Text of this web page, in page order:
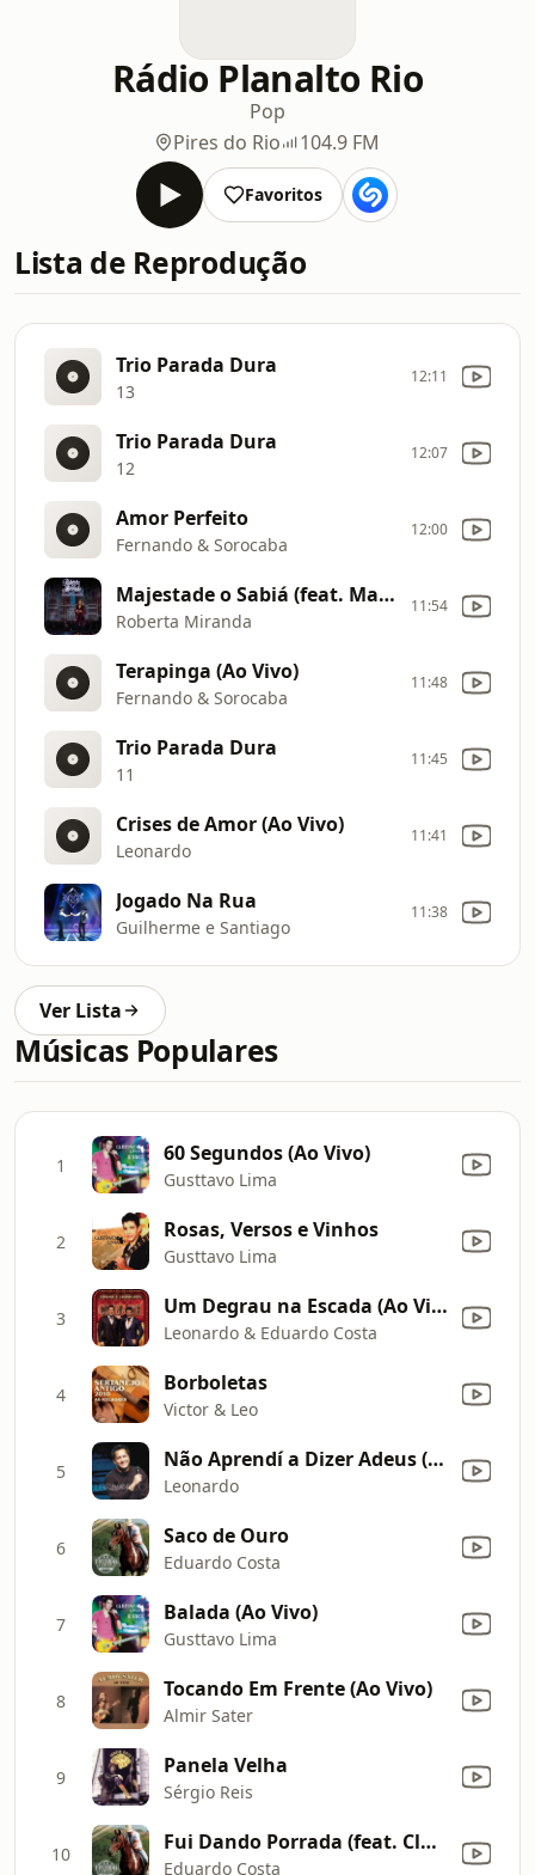
Rádio Planalto Rio
Pop
Pires do Rio
104.9 FM
Favoritos
Lista de Reprodução
Trio Parada Dura
13
12:11
Trio Parada Dura
12
12:07
Amor Perfeito
Fernando & Sorocaba
12:00
Majestade o Sabiá (feat. Marília Mendonça, Naiara Azevedo, Solange Almeida, Maiara & Maraisa, Day e Lara & Simone & Simaria) (Ao Vivo)
Roberta Miranda
11:54
Terapinga (Ao Vivo)
Fernando & Sorocaba
11:48
Trio Parada Dura
11
11:45
Crises de Amor (Ao Vivo)
Leonardo
11:41
Jogado Na Rua
Guilherme e Santiago
11:38
Ver Lista
Músicas Populares
1 60 Segundos (Ao Vivo)
Gusttavo Lima
2 Rosas, Versos e Vinhos
Gusttavo Lima
3 Um Degrau na Escada (Ao Vivo)
Leonardo & Eduardo Costa
4 Borboletas
Victor & Leo
5 Não Aprendí a Dizer Adeus (Ao Vivo)
Leonardo
6 Saco de Ouro
Eduardo Costa
7 Balada (Ao Vivo)
Gusttavo Lima
8 Tocando Em Frente (Ao Vivo)
Almir Sater
9 Panela Velha
Sérgio Reis
10 Fui Dando Porrada (feat. Clayton e Romário)
Eduardo Costa